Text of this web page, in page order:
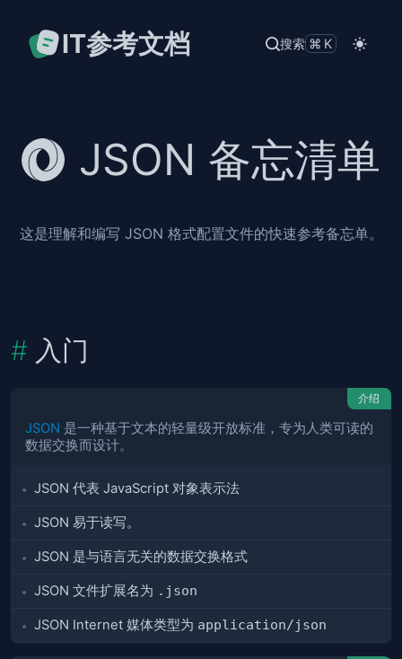
IT参考文档 搜索 ⌘K
JSON 备忘清单
这是理解和编写 JSON 格式配置文件的快速参考备忘单。
入门
介绍
JSON 是一种基于文本的轻量级开放标准，专为人类可读的
数据交换而设计。
JSON 代表 JavaScript 对象表示法
JSON 易于读写。
JSON 是与语言无关的数据交换格式
JSON 文件扩展名为 .json
JSON Internet 媒体类型为 application/json